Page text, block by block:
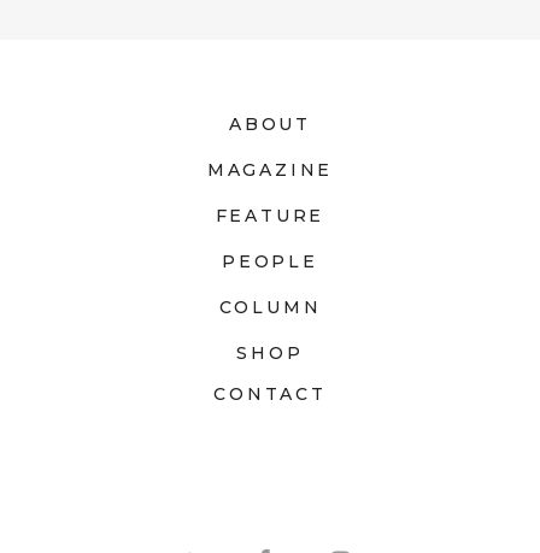
ABOUT
MAGAZINE
FEATURE
PEOPLE
COLUMN
SHOP
CONTACT